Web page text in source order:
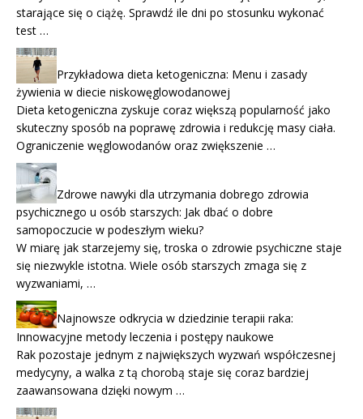
starające się o ciążę. Sprawdź ile dni po stosunku wykonać
test …
Przykładowa dieta ketogeniczna: Menu i zasady
żywienia w diecie niskowęglowodanowej
Dieta ketogeniczna zyskuje coraz większą popularność jako
skuteczny sposób na poprawę zdrowia i redukcję masy ciała.
Ograniczenie węglowodanów oraz zwiększenie …
Zdrowe nawyki dla utrzymania dobrego zdrowia
psychicznego u osób starszych: Jak dbać o dobre
samopoczucie w podeszłym wieku?
W miarę jak starzejemy się, troska o zdrowie psychiczne staje
się niezwykle istotna. Wiele osób starszych zmaga się z
wyzwaniami, …
Najnowsze odkrycia w dziedzinie terapii raka:
Innowacyjne metody leczenia i postępy naukowe
Rak pozostaje jednym z największych wyzwań współczesnej
medycyny, a walka z tą chorobą staje się coraz bardziej
zaawansowana dzięki nowym …